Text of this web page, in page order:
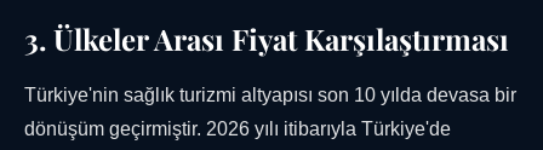
3. Ülkeler Arası Fiyat Karşılaştırması
Türkiye'nin sağlık turizmi altyapısı son 10 yılda devasa bir
dönüşüm geçirmiştir. 2026 yılı itibarıyla Türkiye'de